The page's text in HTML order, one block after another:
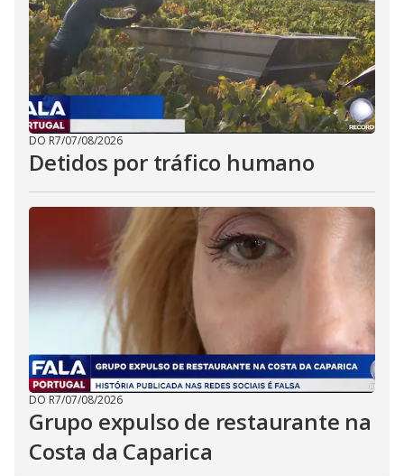
DO R7/07/08/2026
Detidos por tráfico humano
DO R7/07/08/2026
Grupo expulso de restaurante na
Costa da Caparica